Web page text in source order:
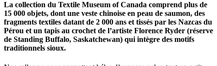
La collection du Textile Museum of Canada comprend plus de
15 000 objets, dont une veste chinoise en peau de saumon, des
fragments textiles datant de 2 000 ans et tissés par les Nazcas du
Pérou et un tapis au crochet de l’artiste Florence Ryder (réserve
de Standing Buffalo, Saskatchewan) qui intègre des motifs
traditionnels sioux.